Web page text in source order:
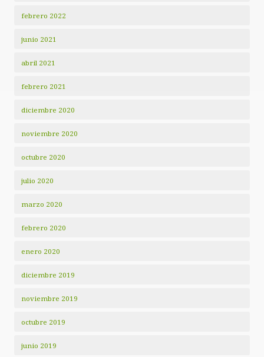
febrero 2022
junio 2021
abril 2021
febrero 2021
diciembre 2020
noviembre 2020
octubre 2020
julio 2020
marzo 2020
febrero 2020
enero 2020
diciembre 2019
noviembre 2019
octubre 2019
junio 2019